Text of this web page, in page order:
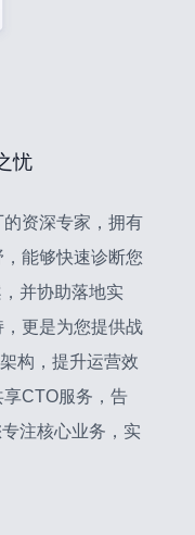
忧
资深专家，拥有
能够快速诊断您
并协助落地实
更是为您提供战
构，提升运营效
CTO服务，告
注核心业务，实